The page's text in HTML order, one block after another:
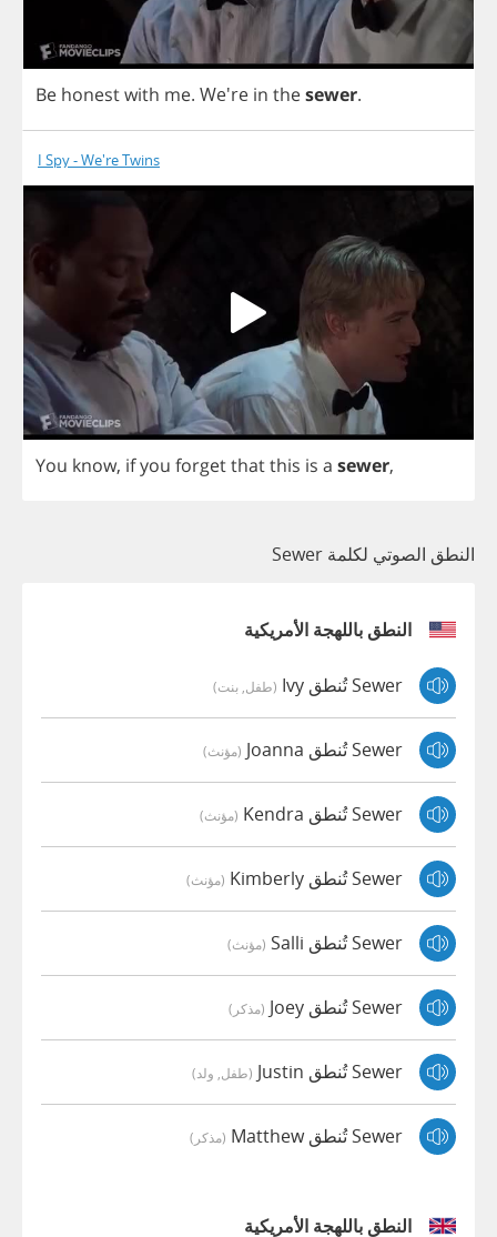
Be honestwith me. We're in thesewer.
I Spy - We're Twins
You know, ifyou forgetthatthis is a sewer,
النطق الصوتي لكلمة Sewer
النطق باللهجة الأمريكية
Sewer تُنطق Ivy (طفل, بنت)
Sewer تُنطق Joanna (مؤنث)
Sewer تُنطق Kendra (مؤنث)
Sewer تُنطق Kimberly (مؤنث)
Sewer تُنطق Salli (مؤنث)
Sewer تُنطق Joey (مذكر)
Sewer تُنطق Justin (طفل, ولد)
Sewer تُنطق Matthew (مذكر)
النطق باللهجة الأمريكية